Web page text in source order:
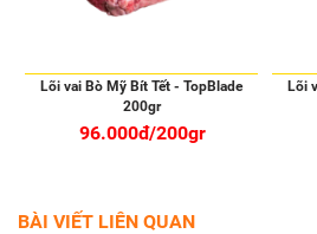
Lõi vai Bò Mỹ Bít Tết - TopBlade
200gr
96.000đ/200gr
Lõi
BÀI VIẾT LIÊN QUAN